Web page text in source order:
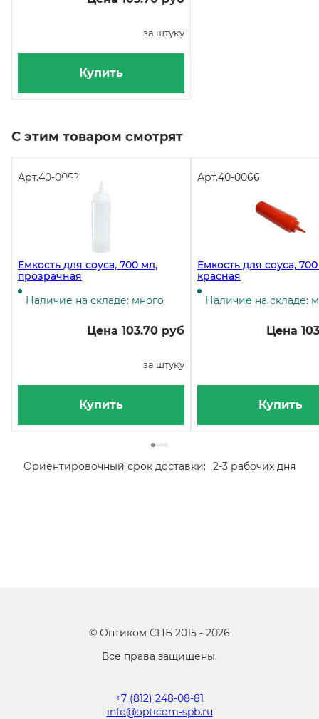
за штуку
Купить
С этим товаром смотрят
Арт.40-0052
Емкость для соуса, 700 мл,
прозрачная
Наличие на складе: много
Цена 103.70 руб
за штуку
Купить
Арт.40-0066
Емкость для соуса,
красная
Наличие на складе:
Цена
Купить
Ориентировочный срок доставки: 2-3 рабочих дня
© Оптиком СПБ 2015 - 2026
Все права защищены.
+7 (812) 248-08-81
info@opticom-spb.ru